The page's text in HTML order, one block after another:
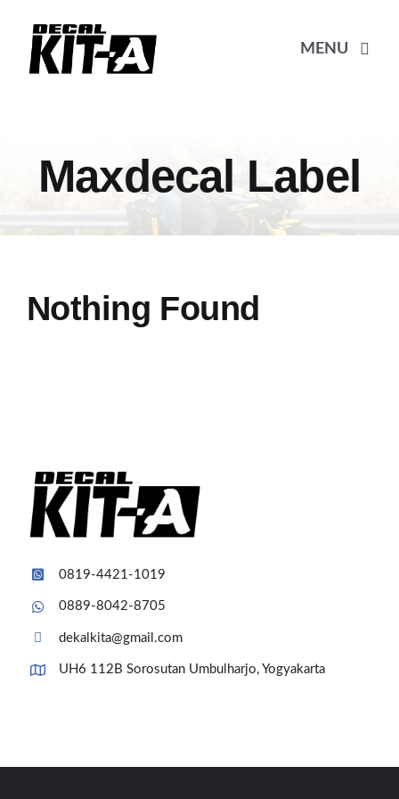
content
MENU
Katalog
Pricelist
Maxdecal Label
Nothing Found
0819-4421-1019
0889-8042-8705
dekalkita@gmail.com
UH6 112B Sorosutan Umbulharjo, Yogyakarta